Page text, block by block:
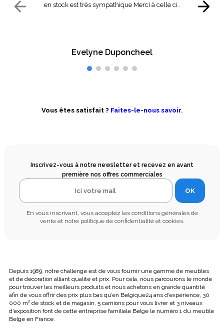
en stock est très sympathique Merci à celle ci .
Evelyne Duponcheel
Vous êtes satisfait ? Faites-le-nous savoir.
Inscrivez-vous à notre newsletter et recevez en avant
première nos offres commerciales
OK
En vous inscrivant, vous acceptez les conditions générales de
vente et notre politique de confidentialité et cookies.
Depuis 1989, notre challenge est de vous fournir une gamme de meubles
et de décoration alliant qualité et prix. Pour cela, nous parcourons le monde
pour trouver les meilleurs produits et nous achetons en grande quantité
afin de vous offrir des prix plus bas qu’en Belgique24 ans d’expérience, 30
000 m² de stock et de magasin, 5 camions pour vous livrer et 3 niveaux
d’exposition font de cette entreprise familiale Belge le numéro 1 du meuble
Belge en France.